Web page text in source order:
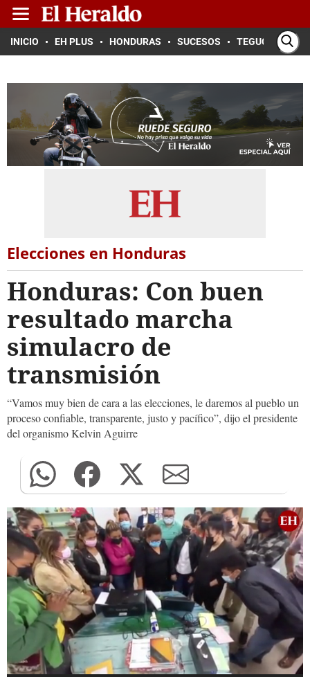
INICIO EH PLUS HONDURAS SUCESOS TEGUCIGALPA
Elecciones en Honduras
Honduras: Con buen
resultado marcha
simulacro de
transmisión
“Vamos muy bien de cara a las elecciones, le daremos al pueblo un
proceso confiable, transparente, justo y pacífico”, dijo el presidente
del organismo Kelvin Aguirre